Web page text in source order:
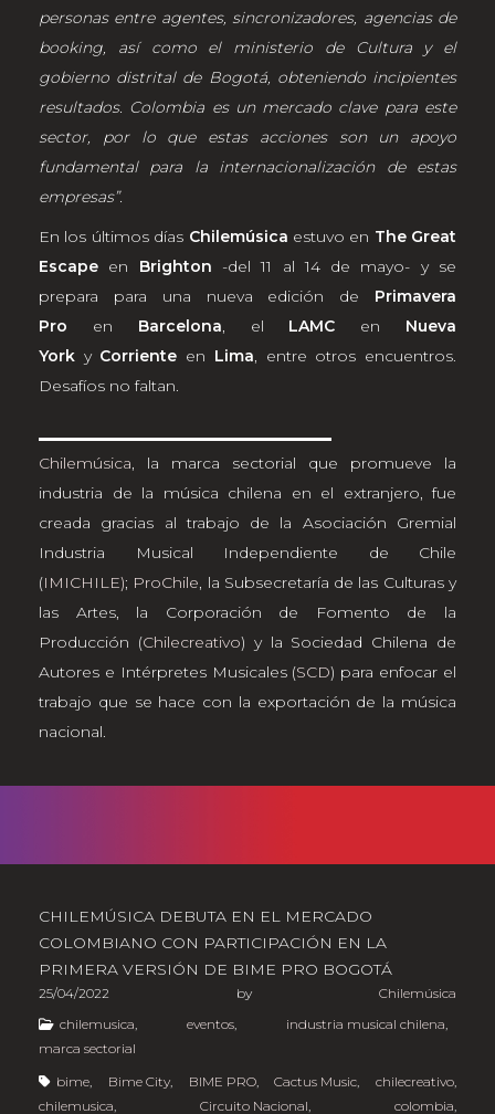
personas entre agentes, sincronizadores, agencias de
booking, así como el ministerio de Cultura y el
gobierno distrital de Bogotá, obteniendo incipientes
resultados. Colombia es un mercado clave para este
sector, por lo que estas acciones son un apoyo
fundamental para la internacionalización de estas
empresas”.
En los últimos días Chilemúsica estuvo en The Great
Escape en Brighton -del 11 al 14 de mayo- y se
prepara para una nueva edición de Primavera
Pro en Barcelona, el LAMC en Nueva
York y Corriente en Lima, entre otros encuentros.
Desafíos no faltan.
Chilemúsica, la marca sectorial que promueve la
industria de la música chilena en el extranjero, fue
creada gracias al trabajo de la Asociación Gremial
Industria Musical Independiente de Chile
(IMICHILE); ProChile, la Subsecretaría de las Culturas y
las Artes, la Corporación de Fomento de la
Producción (Chilecreativo) y la Sociedad Chilena de
Autores e Intérpretes Musicales (SCD) para enfocar el
trabajo que se hace con la exportación de la música
nacional.
CHILEMÚSICA DEBUTA EN EL MERCADO
COLOMBIANO CON PARTICIPACIÓN EN LA
PRIMERA VERSIÓN DE BIME PRO BOGOTÁ
25/04/2022 by Chilemúsica
chilemusica, eventos, industria musical chilena,
marca sectorial
bime, Bime City, BIME PRO,Cactus Music, chilecreativo,
chilemusica, Circuito Nacional, colombia,